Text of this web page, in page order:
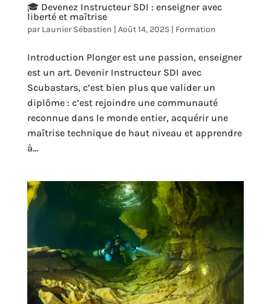
🎓 Devenez Instructeur SDI : enseigner avec
liberté et maîtrise
par Launier Sébastien | Août 14, 2025| Formation
Introduction Plonger est une passion, enseigner
est un art. Devenir Instructeur SDI avec
Scubastars, c’est bien plus que valider un
diplôme : c’est rejoindre une communauté
reconnue dans le monde entier, acquérir une
maîtrise technique de haut niveau et apprendre
à...